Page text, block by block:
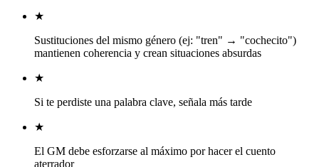
★
Sustituciones del mismo género (ej: "tren" → "cochecito")
mantienen coherencia y crean situaciones absurdas
★
Si te perdiste una palabra clave, señala más tarde
★
El GM debe esforzarse al máximo por hacer el cuento
aterrador